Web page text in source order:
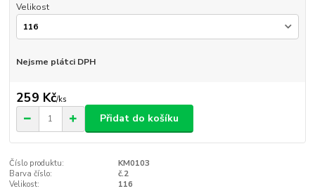
Velikost
Nejsme plátci DPH
259 Kč/ks
Přidat do košíku
Číslo produktu:
KM0103
Barva číslo:
č.2
Velikost:
116